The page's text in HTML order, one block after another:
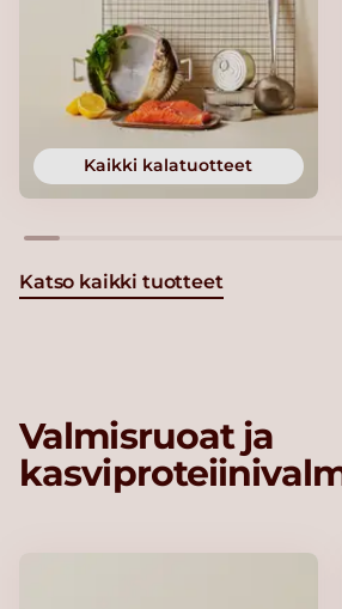
Kaikki kalatuotteet
Katso kaikki tuotteet
Valmisruoat ja